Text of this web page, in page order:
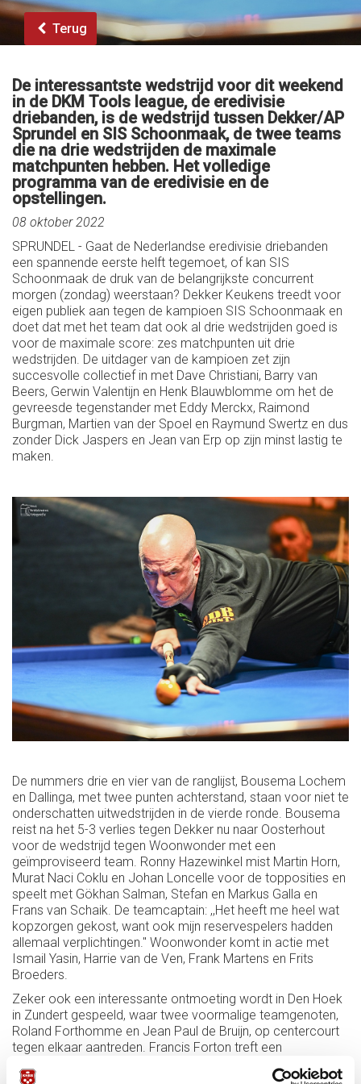
Terug
De interessantste wedstrijd voor dit weekend
in de DKM Tools league, de eredivisie
driebanden, is de wedstrijd tussen Dekker/AP
Sprundel en SIS Schoonmaak, de twee teams
die na drie wedstrijden de maximale
matchpunten hebben. Het volledige
programma van de eredivisie en de
opstellingen.
08 oktober 2022
SPRUNDEL - Gaat de Nederlandse eredivisie driebanden
een spannende eerste helft tegemoet, of kan SIS
Schoonmaak de druk van de belangrijkste concurrent
morgen (zondag) weerstaan? Dekker Keukens treedt voor
eigen publiek aan tegen de kampioen SIS Schoonmaak en
doet dat met het team dat ook al drie wedstrijden goed is
voor de maximale score: zes matchpunten uit drie
wedstrijden. De uitdager van de kampioen zet zijn
succesvolle collectief in met Dave Christiani, Barry van
Beers, Gerwin Valentijn en Henk Blauwblomme om het de
gevreesde tegenstander met Eddy Merckx, Raimond
Burgman, Martien van der Spoel en Raymund Swertz en dus
zonder Dick Jaspers en Jean van Erp op zijn minst lastig te
maken.
De nummers drie en vier van de ranglijst, Bousema Lochem
en Dallinga, met twee punten achterstand, staan voor niet te
onderschatten uitwedstrijden in de vierde ronde. Bousema
reist na het 5-3 verlies tegen Dekker nu naar Oosterhout
voor de wedstrijd tegen Woonwonder met een
geïmproviseerd team. Ronny Hazewinkel mist Martin Horn,
Murat Naci Coklu en Johan Loncelle voor de topposities en
speelt met Gökhan Salman, Stefan en Markus Galla en
Frans van Schaik. De teamcaptain: ,,Het heeft me heel wat
kopzorgen gekost, want ook mijn reservespelers hadden
allemaal verplichtingen.'' Woonwonder komt in actie met
Ismail Yasin, Harrie van de Ven, Frank Martens en Frits
Broeders.
Zeker ook een interessante ontmoeting wordt in Den Hoek
in Zundert gespeeld, waar twee voormalige teamgenoten,
Roland Forthomme en Jean Paul de Bruijn, op centercourt
tegen elkaar aantreden. Francis Forton treft een
heel wat oorlogen hebben uitgevochten op het biljart. Sam